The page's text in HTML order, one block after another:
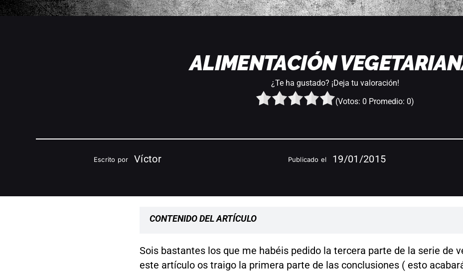
ALIMENTACIÓN
¿Te ha gustado? ¡Deja tu valoración!
(Votos: 0 Promedio: 0)
Escrito por Víctor Publicado el 19/01/2015
CONTENIDO DEL ARTÍCULO
Sois bastantes los que me habéis pedido la tercera parte de la serie de
este artículo os traigo la primera parte de las conclusiones ( esto